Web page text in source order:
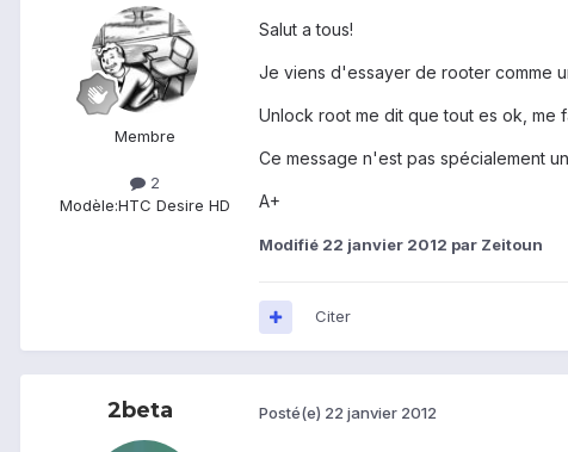
Membre
2
Modèle:HTC Desire HD
Salut a tous!
Je viens d'essayer de rooter comme
Unlock root me dit que tout es ok, me
Ce message n'est pas spécialement
A+
Modifié 22 janvier 2012 par Zeitoun
Citer
2beta Posté(e) 22 janvier 2012